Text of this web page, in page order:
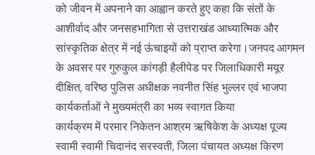
को जीवन में अपनाने का आह्वान करते हुए कहा कि संतों के
आशीर्वाद और जनसहभागिता से उत्तराखंड आध्यात्मिक और
सांस्कृतिक क्षेत्र में नई ऊंचाइयों को प्राप्त करेगा।जनपद आगमन
के अवसर पर गुरुकुल कांगड़ी हैलीपेड पर जिलाधिकारी मयूर
दीक्षित, वरिष्ठ पुलिस अधीक्षक नवनीत सिंह भुल्लर एवं भाजपा
कार्यकर्ताओं ने मुख्यमंत्री का भव्य स्वागत किया
कार्यक्रम में परमार निकेतन आश्रम ऋषिकेश के अध्यक्ष पूज्य
स्वामी स्वामी चिदानंद सरस्वती, जिला पंचायत अध्यक्ष किरण